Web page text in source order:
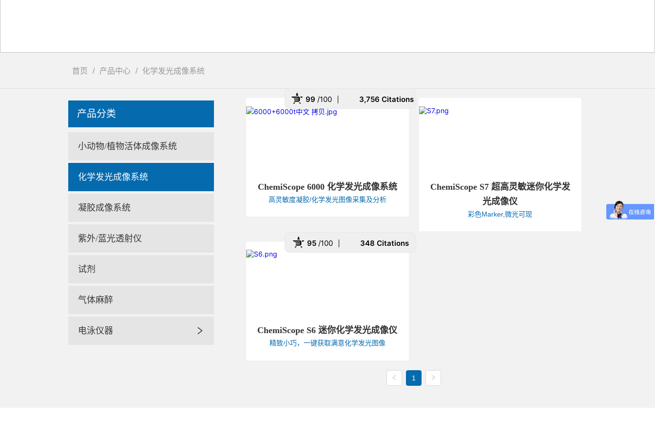
首页 / 产品中心 / 化学发光成像系统
ㅤ产品分类
小动物/植物活体成像系统
化学发光成像系统
凝胶成像系统
紫外/蓝光透射仪
试剂
气体麻醉
电泳仪器
99 /100 3,756 Citations
ChemiScope 6000 化学发光成像系统
高灵敏度凝胶/化学发光图像采集及分析
ChemiScope S7 超高灵敏迷你化学发
光成像仪
彩色Marker,微光可现
95 /100 348 Citations
ChemiScope S6 迷你化学发光成像仪
精致小巧，一键获取满意化学发光图像
1